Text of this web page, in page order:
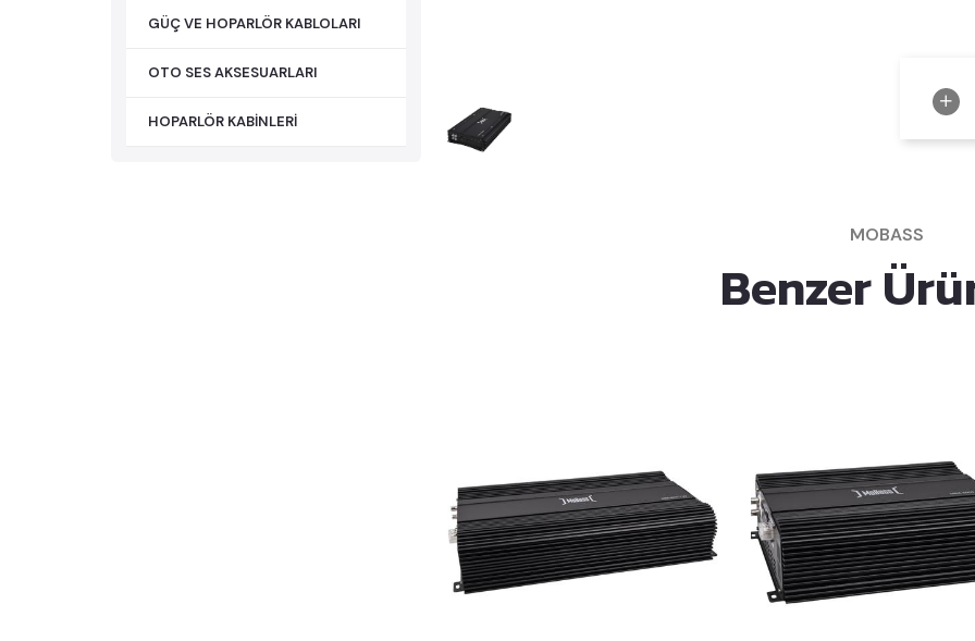
GÜÇ VE HOPARLÖR KABLOLARI
OTO SES AKSESUARLARI
HOPARLÖR KABİNLERİ
MOBASS
Benzer